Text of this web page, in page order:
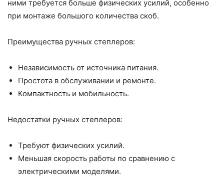
ними требуется больше физических усилий, особенно
при монтаже большого количества скоб.
Преимущества ручных степлеров:
Независимость от источника питания.
Простота в обслуживании и ремонте.
Компактность и мобильность.
Недостатки ручных степлеров:
Требуют физических усилий.
Меньшая скорость работы по сравнению с
электрическими моделями.